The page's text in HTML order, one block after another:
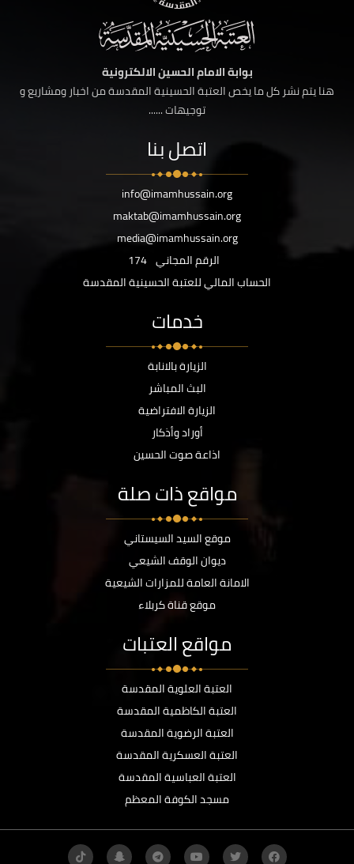
بوابة الامام الحسين الالكترونية
هنا يتم نشر كل ما يخص العتبة الحسينية المقدسة من اخبار ومشاريع و
توجيهات ......
اتصل بنا
info@imamhussain.org
maktab@imamhussain.org
media@imamhussain.org
الرقم المجاني 174
الحساب المالي للعتبة الحسينية المقدسة
خدمات
الزيارة بالانابة
البث المباشر
الزيارة الافتراضية
أوراد وأذكار
اذاعة صوت الحسين
مواقع ذات صلة
موقع السيد السيستاني
ديوان الوقف الشيعي
الامانة العامة للمزارات الشيعية
موقع قناة كربلاء
مواقع العتبات
العتبة العلوية المقدسة
العتبة الكاظمية المقدسة
العتبة الرضوية المقدسة
العتبة العسكرية المقدسة
العتبة العباسية المقدسة
مسجد الكوفة المعظم